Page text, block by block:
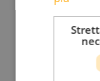
tollerato